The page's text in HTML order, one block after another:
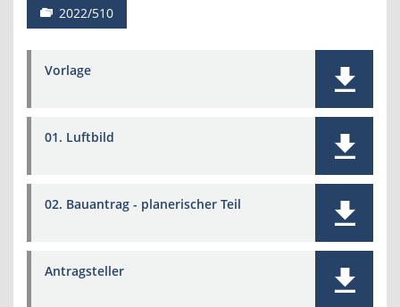
2022/510
Vorlage
01. Luftbild
02. Bauantrag - planerischer Teil
Antragsteller